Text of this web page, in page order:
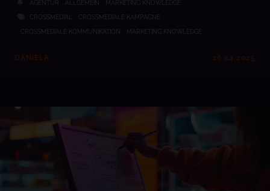
AGENTUR ALLGEMEIN MARKETING KNOWLEDGE
CROSSMEDIAL CROSSMEDIALE KAMPAGNE
CROSSMEDIALE KOMMUNIKATION MARKETING KNOWLEDGE
DANIELA 16.04.2025